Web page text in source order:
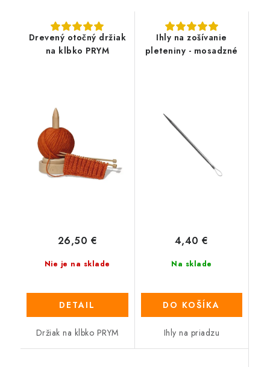
Drevený otočný držiak
na klbko PRYM
Nie je na sklade
26,50 €
DETAIL
Držiak na klbko PRYM
Ihly na zošívanie
pleteniny - mosadzné
Na sklade
4,40 €
DO KOŠÍKA
Ihly na priadzu